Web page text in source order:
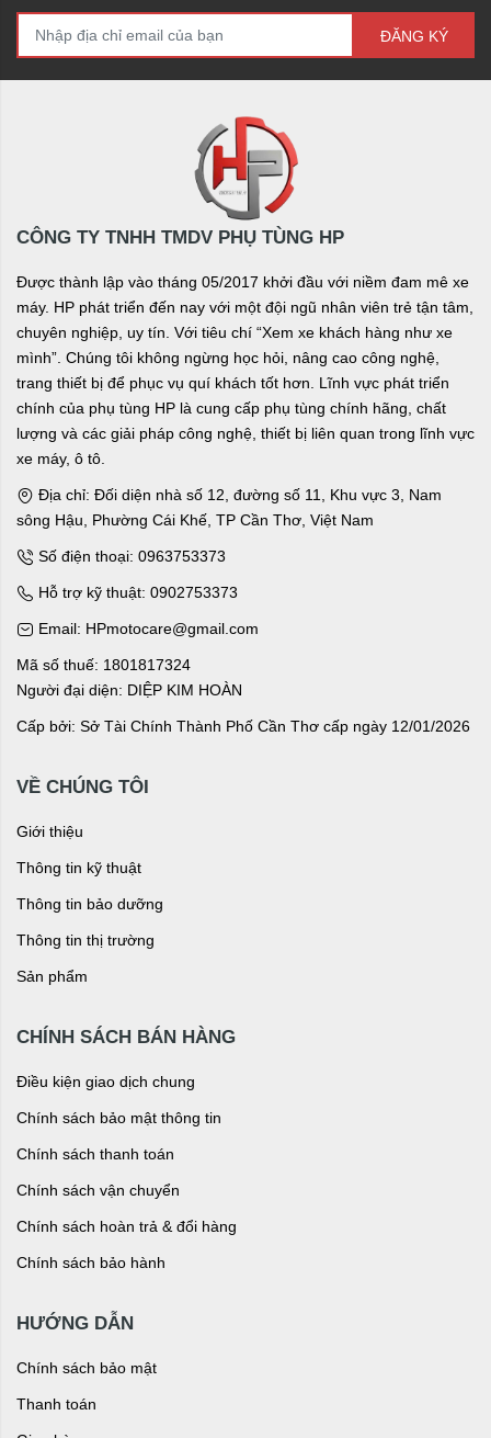
ĐĂNG KÝ
CÔNG TY TNHH TMDV PHỤ TÙNG HP
Được thành lập vào tháng 05/2017 khởi đầu với niềm đam mê xe
máy. HP phát triển đến nay với một đội ngũ nhân viên trẻ tận tâm,
chuyên nghiệp, uy tín. Với tiêu chí “Xem xe khách hàng như xe
mình”. Chúng tôi không ngừng học hỏi, nâng cao công nghệ,
trang thiết bị để phục vụ quí khách tốt hơn. Lĩnh vực phát triển
chính của phụ tùng HP là cung cấp phụ tùng chính hãng, chất
lượng và các giải pháp công nghệ, thiết bị liên quan trong lĩnh vực
xe máy, ô tô.
Địa chỉ: Đối diện nhà số 12, đường số 11, Khu vực 3, Nam
sông Hậu, Phường Cái Khế, TP Cần Thơ, Việt Nam
Số điện thoại: 0963753373
Hỗ trợ kỹ thuật: 0902753373
Email: HPmotocare@gmail.com
Mã số thuế: 1801817324
Người đại diện: DIỆP KIM HOÀN
Cấp bởi: Sở Tài Chính Thành Phố Cần Thơ cấp ngày 12/01/2026
VỀ CHÚNG TÔI
Giới thiệu
Thông tin kỹ thuật
Thông tin bảo dưỡng
Thông tin thị trường
Sản phẩm
CHÍNH SÁCH BÁN HÀNG
Điều kiện giao dịch chung
Chính sách bảo mật thông tin
Chính sách thanh toán
Chính sách vận chuyển
Chính sách hoàn trả & đổi hàng
Chính sách bảo hành
HƯỚNG DẪN
Chính sách bảo mật
Thanh toán